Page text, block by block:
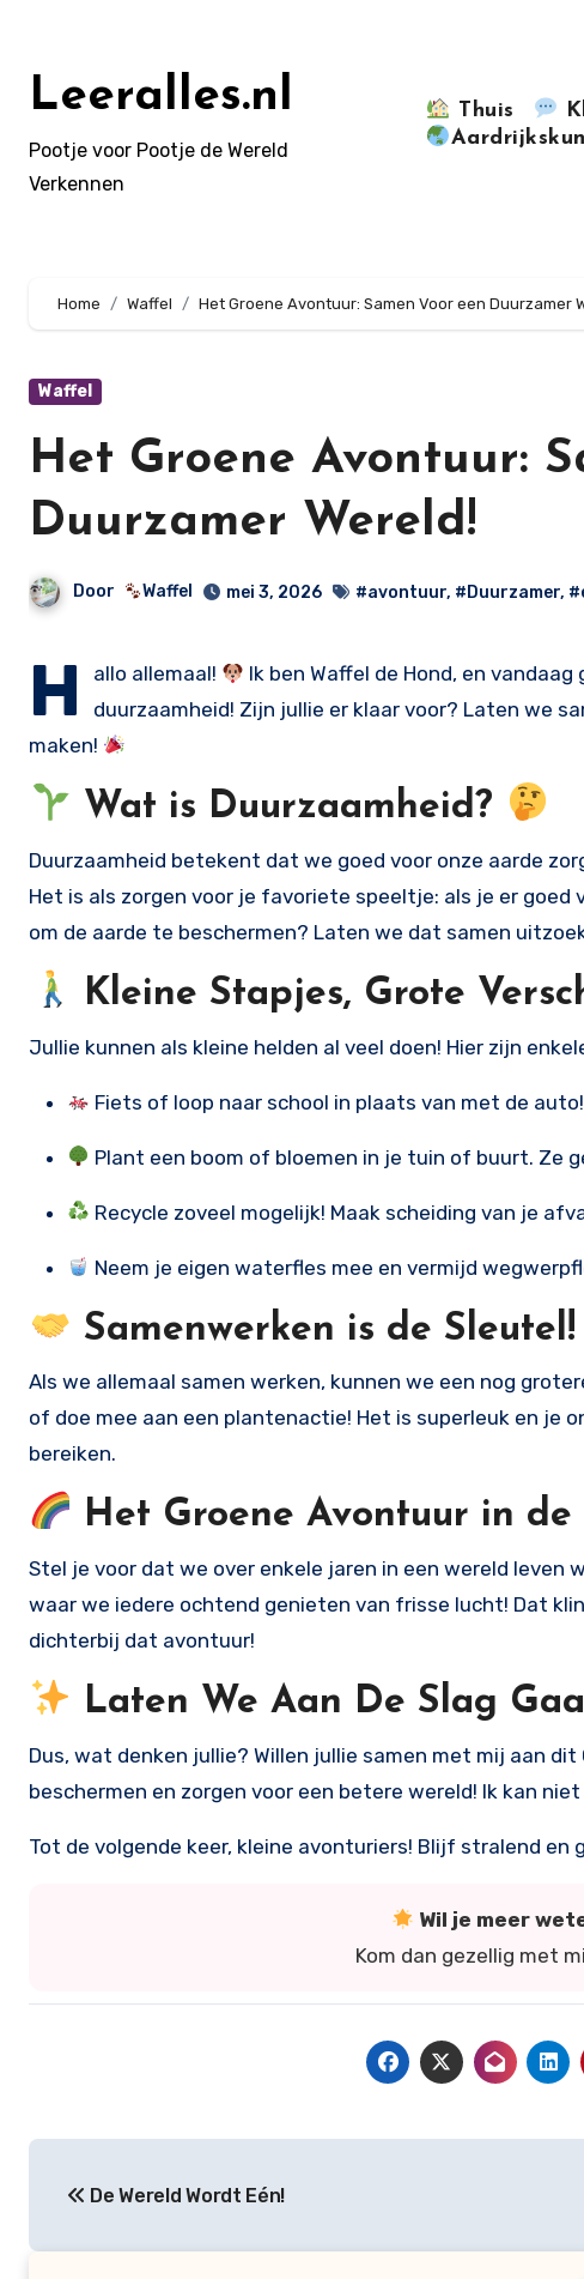
inhoudLeeralles.nl
Pootje voor Pootje de Wereld
Verkennen
Thuis
Home Waffel Het Groene Avontuur: Samen Voor een Duurzamer
Waffel
Het Groene Avontuur:
Duurzamer Wereld!
Door Waffel mei 3, 2026 #avontuur, #Duurzamer,
H allo allemaal!
Ik ben Waffel de Hond, en
duurzaamheid! Zijn jullie er klaar voor? Laten we
maken!
Wat is Duurzaamheid?
Duurzaamheid betekent dat we goed voor onze aarde
Het is als zorgen voor je favoriete speeltje: als je er goed
om de aarde te beschermen? Laten we dat samen
Kleine Stapjes, Grote
Jullie kunnen als kleine helden al veel doen! Hier zijn
Fiets of loop naar school in plaats van met de
Plant een boom of bloemen in je tuin of buurt. Ze
Recycle zoveel mogelijk! Maak scheiding van je
Neem je eigen waterfles mee en vermijd
Samenwerken is de Sleutel!
Als we allemaal samen werken, kunnen we een nog
of doe mee aan een plantenactie! Het is superleuk en je
bereiken.
Het Groene Avontuur in de
Stel je voor dat we over enkele jaren in een wereld leven
waar we iedere ochtend genieten van frisse lucht! Dat
dichterbij dat avontuur!
Laten We Aan De Slag
Dus, wat denken jullie? Willen jullie samen met mij aan
beschermen en zorgen voor een betere wereld! Ik kan
Tot de volgende keer, kleine avonturiers! Blijf stralend en
Wil je meer
Kom dan gezellig met
navigatie
De Wereld Wordt Eén!